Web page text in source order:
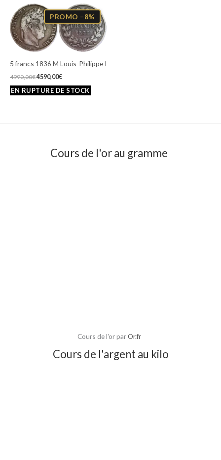
PROMO −8%
5 francs 1836 M Louis-Philippe I
4990,00€
Le
prix
initial
était :
4990,00€.
4590,00€
Le
prix
actuel
est :
4590,00€.
Cours de l'or au gramme
Cours de l'or parOr.fr
Cours de l'argent au kilo